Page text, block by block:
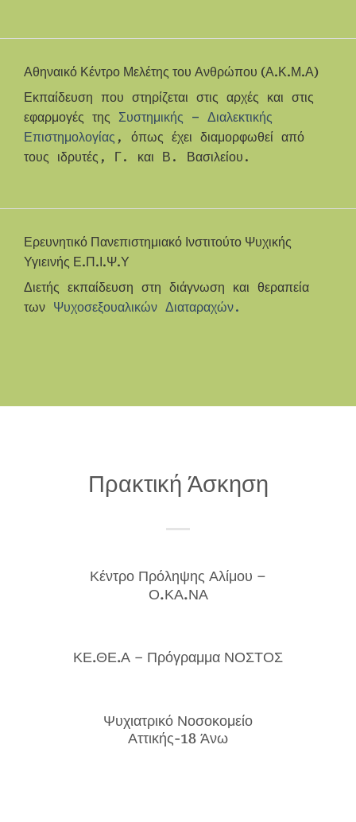
Αθηναικό Κέντρο Μελέτης του Ανθρώπου (Α.Κ.Μ.Α)
Εκπαίδευση που στηρίζεται στις αρχές και στις
εφαρμογές της Συστημικής – Διαλεκτικής
Επιστημολογίας , όπως έχει διαμορφωθεί από
τους ιδρυτές, Γ. και Β. Βασιλείου.
Ερευνητικό Πανεπιστημιακό Ινστιτούτο Ψυχικής
Υγιεινής Ε.Π.Ι.Ψ.Υ
Διετής εκπαίδευση στη διάγνωση και θεραπεία
των Ψυχοσεξουαλικών Διαταραχών.
Πρακτική Άσκηση
Κέντρο Πρόληψης Αλίμου –
Ο.ΚΑ.ΝΑ
ΚΕ.ΘΕ.Α – Πρόγραμμα ΝΟΣΤΟΣ
Ψυχιατρικό Νοσοκομείο
Αττικής-18 Άνω